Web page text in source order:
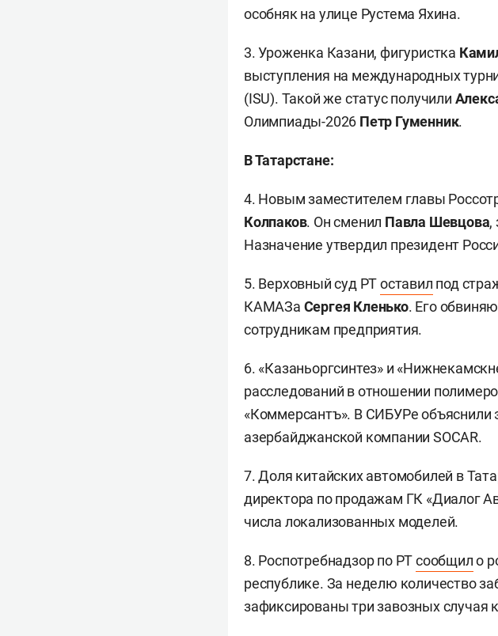
особняк на улице Рустема Яхина.
3. Уроженка Казани, фигуристка
выступления на международных
(ISU). Такой же статус получили
Олимпиады-2026 Петр Гуменник.
В Татарстане:
4. Новым заместителем главы
Колпаков. Он сменил Павла Шевцова,
Назначение утвердил президент
5. Верховный суд РТоставил под
КАМАЗа Сергея Кленько. Его
сотрудникам предприятия.
6. «Казаньоргсинтез» и
расследований в отношении
«Коммерсантъ». В СИБУРе
азербайджанской компании SOCAR.
7. Доля китайских автомобилей в
директора по продажам ГК «Диалог
числа локализованных моделей.
8. Роспотребнадзор по РТсообщило
республике. За неделю количество
зафиксированы три завозных случая